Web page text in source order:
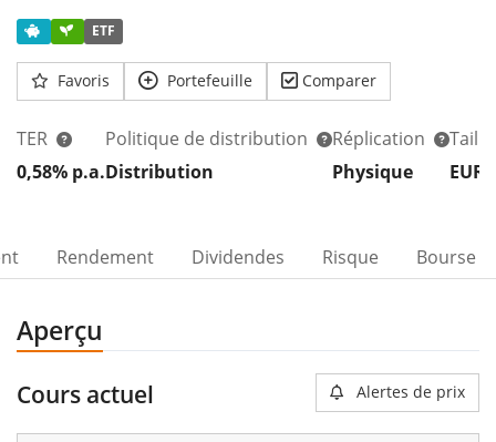
ETF
Favoris Portefeuille Comparer
TER
0,58% p.a.
Politique de distribution
Distribution
Réplication
Physique
EUR
Rendement Dividendes Risque Bourse
Aperçu
Cours actuel Alertes de prix